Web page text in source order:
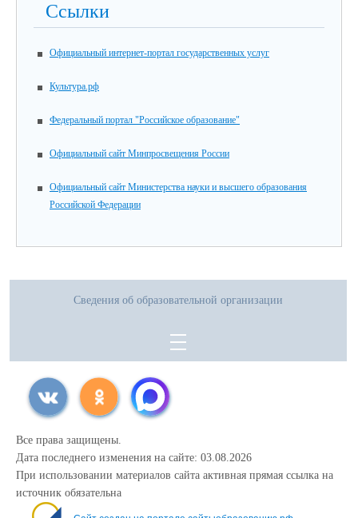
Ссылки
Официальный интернет-портал государственных услуг
Культура.рф
Федеральный портал "Российское образование"
Официальный сайт Минпросвещения России
Официальный сайт Министерства науки и высшего образования
Российской Федерации
Сведения об образовательной организации
Все права защищены.
Дата последнего изменения на сайте: 03.08.2026
При использовании материалов сайта активная прямая ссылка на
источник обязательна